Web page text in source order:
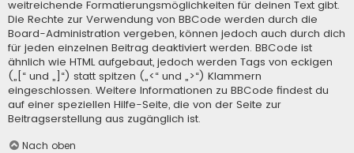
weitreichende Formatierungsmöglichkeiten für deinen Text gibt.
Die Rechte zur Verwendung von BBCode werden durch die
Board-Administration vergeben, können jedoch auch durch dich
für jeden einzelnen Beitrag deaktiviert werden. BBCode ist
ähnlich wie HTML aufgebaut, jedoch werden Tags von eckigen
(„[“ und „]“) statt spitzen („<“ und „>“) Klammern
eingeschlossen. Weitere Informationen zu BBCode findest du
auf einer speziellen Hilfe-Seite, die von der Seite zur
Beitragserstellung aus zugänglich ist.
Nach oben